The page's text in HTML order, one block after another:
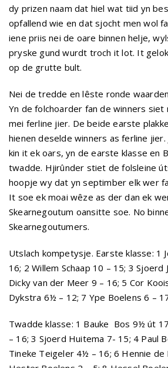
dy prizen naam dat hiel wat tiid yn
opfallend wie en dat sjocht men wol
iene priis nei de oare binnen helje,
pryske gund wurdt troch it lot. It
op de grutte bult.
Nei de tredde en lêste ronde
Yn de folchoarder fan de winners siet
mei ferline jier. De beide earste
hienen deselde winners as ferline jier.
kin it ek oars, yn de earste klasse en
twadde. Hjirûnder stiet de folsleine
hoopje wy dat yn septimber elk wer
It soe ek moai wêze as der dan ek
Skearnegoutum oansitte soe. No
Skearnegoutumers.
Utslach kompetysje. Earste klasse: 1
16; 2 Willem Schaap 10 – 15; 3 Sjoerd
Dicky van der Meer 9 – 16; 5 Cor
Dykstra 6½ – 12; 7 Ype Boelens 6 –
Twadde klasse: 1 Bauke Bos 9½ út
– 16; 3 Sjoerd Huitema 7- 15; 4 Paul
Tineke Teigeler 4½ – 16; 6 Hennie de